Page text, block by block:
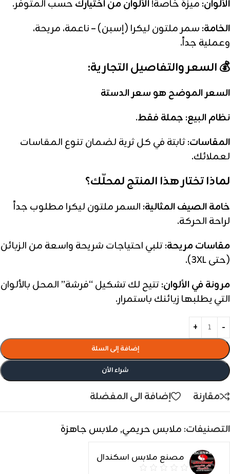
الألوان: ميزة خاصة!الألوان من اختيارك حسب المتوفر.
الخامة: سمر ملتون ليكرا (إسبن) – ناعمة، مريحة،
وعملية جداً.
💰 السعر والتفاصيل التجارية:
السعر الموضح هو سعر الدستة
نظام البيع: جملة فقط.
المقاسات:ثابتة في كل ثرية لضمان تنوع المقاسات
لعملائك.
لماذا تختار هذا المنتج لمحلّك؟
خامة الصيف المثالية: السمر ملتون ليكرا مطلوب جداً
لراحة الحركة.
مقاسات مريحة:تلبي احتياجات شريحة واسعة من الزبائن
(حتى 3XL).
مرونة في الألوان:تتيح لك تشكيل “فرشة” المحل بالألوان
التي يطلبها زبائنك باستمرار.
إضافة إلى السلة
شراء الأن
مقارنة إضافة الى المفضلة
التصنيفات: ملابس حريمي, ملابس جاهزة
مصنع ملابس اسكندال